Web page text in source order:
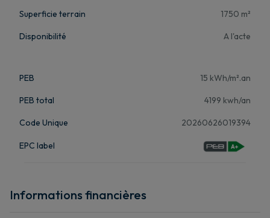
Superficie terrain 1750 m²
Disponibilité A l'acte
PEB 15 kWh/m².an
PEB total 4199 kwh/an
Code Unique 20260626019394
EPC label
Informations financières